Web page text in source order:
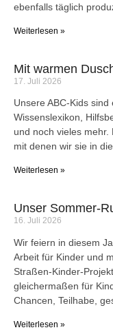
ebenfalls täglich
Weiterlesen »
Mit warmen
17. Juli 2026
Unsere ABC-Kids
Wissenslexikon,
und noch vieles mehr.
mit denen wir sie in
Weiterlesen »
Unser Sommer-
16. Juli 2026
Wir feiern in diesem
Arbeit für Kinder und
Straßen-Kinder-
gleichermaßen für
Chancen, Teilhabe,
Weiterlesen »